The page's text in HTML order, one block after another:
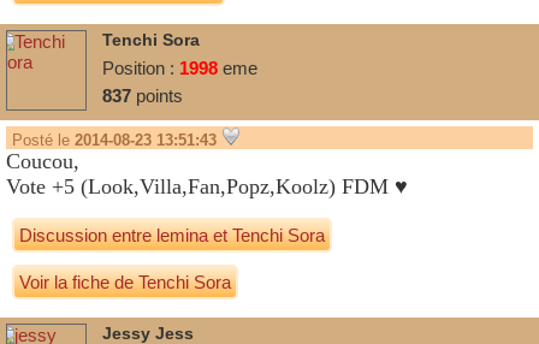
(inconnu)
Tenchi Sora
Position : 1998 eme
837 points
Posté le 2014-08-23 13:51:43
Coucou,
Vote +5 (Look,Villa,Fan,Popz,Koolz) FDM ♥
Discussion entreleminaetTenchi Sora
Voir la fiche de Tenchi Sora
Jessy Jess